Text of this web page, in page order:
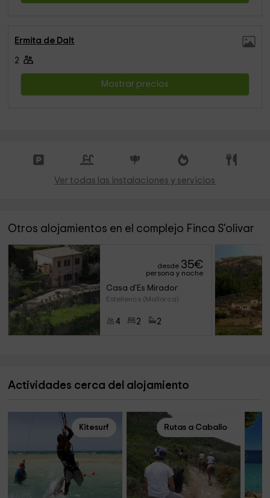
Ermita de Dalt
2
Mostrar precios
Ver todas las instalaciones y servicios
Otros alojamientos en el complejo Finca S'olivar
desde 35€
persona y noche
Casa d'Es Mirador
Estellencs (Mallorca)
4 2 2
Actividades cerca del alojamiento
Kitesurf Rutas a Caballo